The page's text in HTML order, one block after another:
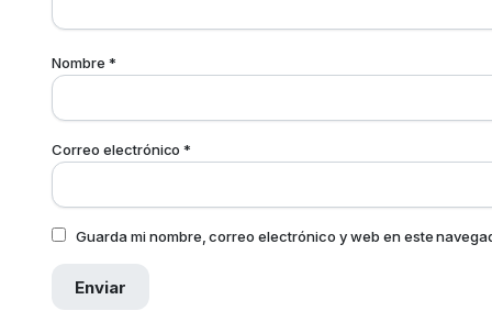
Nombre *
Correo electrónico*
Guarda mi nombre, correo electrónico y web en este